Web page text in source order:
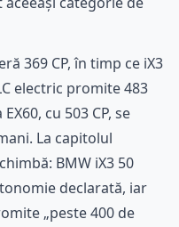
369 CP, în timp ce iX3
electric promite 483
cu 503 CP, se
La capitolul
BMW iX3 50
declarată, iar
„peste 400 de